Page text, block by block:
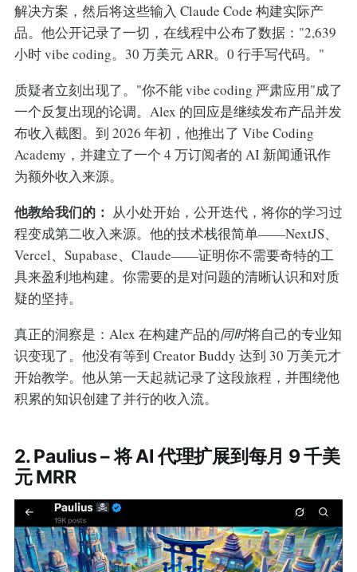
解决方案，然后将这些输入 Claude Code 构建实际产
品。他公开记录了一切，在线程中公布了数据："2,639
小时 vibe coding。30 万美元 ARR。0 行手写代码。"
质疑者立刻出现了。"你不能 vibe coding 严肃应用"成了
一个反复出现的论调。Alex 的回应是继续发布产品并发
布收入截图。到 2026 年初，他推出了 Vibe Coding
Academy，并建立了一个 4 万订阅者的 AI 新闻通讯作
为额外收入来源。
他教给我们的： 从小处开始，公开迭代，将你的学习过
程变成第二收入来源。他的技术栈很简单——NextJS、
Vercel、Supabase、Claude——证明你不需要奇特的工
具来盈利地构建。你需要的是对问题的清晰认识和对质
疑的坚持。
真正的洞察是：Alex 在构建产品的同时将自己的专业知
识变现了。他没有等到 Creator Buddy 达到 30 万美元才
开始教学。他从第一天起就记录了这段旅程，并围绕他
积累的知识创建了并行的收入流。
2. Paulius – 将 AI 代理扩展到每月 9 千美
元 MRR